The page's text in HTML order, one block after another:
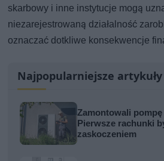
skarbowy i inne instytucje mogą
niezarejestrowaną działalność
oznaczać dotkliwe konsekwencje
Najpopularniejsze artykuły
Zamontowali
Pierwsze rachunki
zaskoczeniem